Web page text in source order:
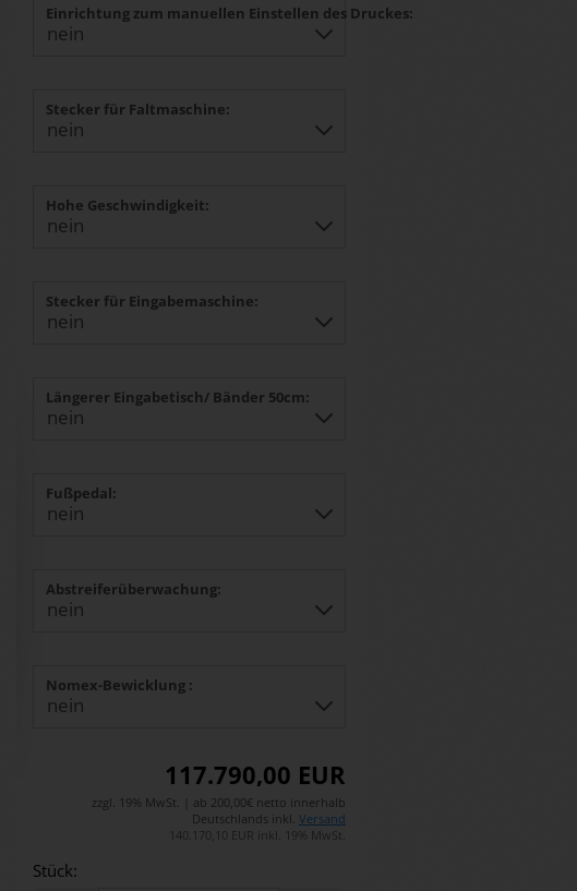
Einrichtung zum manuellen Einstellen des Druckes:
Stecker für Faltmaschine:
Hohe Geschwindigkeit:
Stecker für Eingabemaschine:
Längerer Eingabetisch/ Bänder 50cm:
Fußpedal:
Abstreiferüberwachung:
Nomex-Bewicklung :
117.790,00 EUR
zzgl. 19% MwSt. | ab 200,00€ netto innerhalb
Deutschlands inkl. Versand
140.170,10 EUR inkl. 19% MwSt.
Stück: